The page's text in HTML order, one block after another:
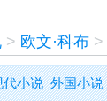
> 欧文·科布 >
代小说 外国小说